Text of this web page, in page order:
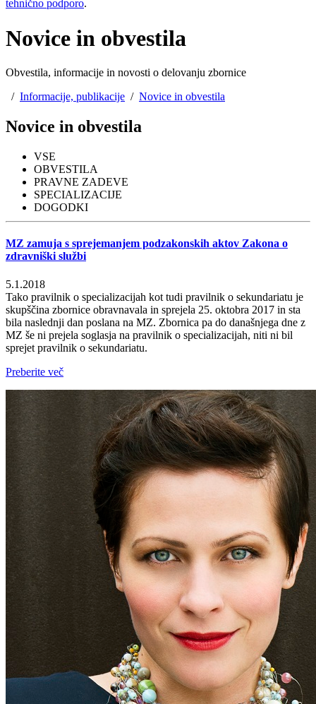
tehnično podporo.
Novice in obvestila
Obvestila, informacije in novosti o delovanju zbornice
/ Informacije, publikacije / Novice in obvestila
Novice in obvestila
VSE
OBVESTILA
PRAVNE ZADEVE
SPECIALIZACIJE
DOGODKI
MZ zamuja s sprejemanjem podzakonskih aktov Zakona o
zdravniški službi
5.1.2018
Tako pravilnik o specializacijah kot tudi pravilnik o sekundariatu je
skupščina zbornice obravnavala in sprejela 25. oktobra 2017 in sta
bila naslednji dan poslana na MZ. Zbornica pa do današnjega dne z
MZ še ni prejela soglasja na pravilnik o specializacijah, niti ni bil
sprejet pravilnik o sekundariatu.
Preberite več